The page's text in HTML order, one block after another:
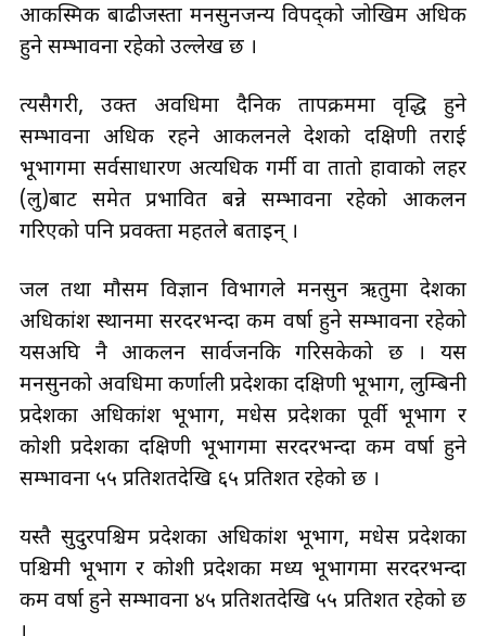
आकस्मिक बाढीजस्ता मनसुनजन्य विपद्को जोखिम अधिक
हुने सम्भावना रहेको उल्लेख छ ।
त्यसैगरी, उक्त अवधिमा दैनिक तापक्रममा वृद्धि हुने
सम्भावना अधिक रहने आकलनले देशको दक्षिणी तराई
भूभागमा सर्वसाधारण अत्यधिक गर्मी वा तातो हावाको लहर
(लु)बाट समेत प्रभावित बन्ने सम्भावना रहेको आकलन
गरिएको पनि प्रवक्ता महतले बताइन् ।
जल तथा मौसम विज्ञान विभागले मनसुन ऋतुमा देशका
अधिकांश स्थानमा सरदरभन्दा कम वर्षा हुने सम्भावना रहेको
यसअघि नै आकलन सार्वजनकि गरिसकेको छ । यस
मनसुनको अवधिमा कर्णाली प्रदेशका दक्षिणी भूभाग, लुम्बिनी
प्रदेशका अधिकांश भूभाग, मधेस प्रदेशका पूर्वी भूभाग र
कोशी प्रदेशका दक्षिणी भूभागमा सरदरभन्दा कम वर्षा हुने
सम्भावना ५५ प्रतिशतदेखि ६५ प्रतिशत रहेको छ ।
यस्तै सुदुरपश्चिम प्रदेशका अधिकांश भूभाग, मधेस प्रदेशका
पश्चिमी भूभाग र कोशी प्रदेशका मध्य भूभागमा सरदरभन्दा
कम वर्षा हुने सम्भावना ४५ प्रतिशतदेखि ५५ प्रतिशत रहेको छ